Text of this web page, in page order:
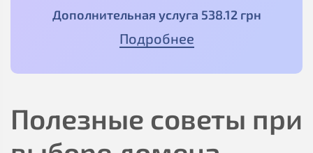
Дополнительная услуга 538.12грн
Подробнее
Полезные советы при